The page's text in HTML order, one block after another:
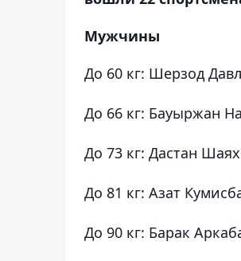
Мужчины
До 60 кг: Шерзод
До 66 кг: Бауыржан
До 73 кг: Дастан
До 81 кг: Азат
До 90 кг: Барак